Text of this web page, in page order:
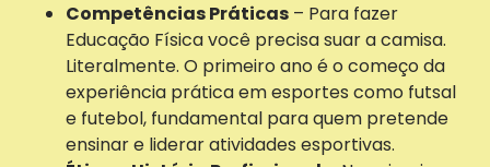
Competências Práticas – Para fazer
Educação Física você precisa suar a camisa.
Literalmente. O primeiro ano é o começo da
experiência prática em esportes como futsal
e futebol, fundamental para quem pretende
ensinar e liderar atividades esportivas.